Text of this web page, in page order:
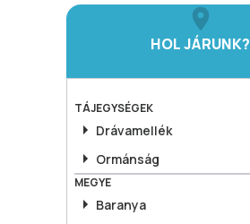
HOL JÁRUNK?
TÁJEGYSÉGEK
Drávamellék
Ormánság
MEGYE
Baranya